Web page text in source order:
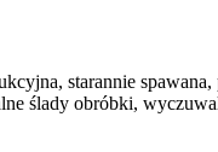
starannie
ślady obróbki,